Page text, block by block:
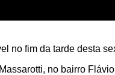
no fim da tarde desta
no bairro